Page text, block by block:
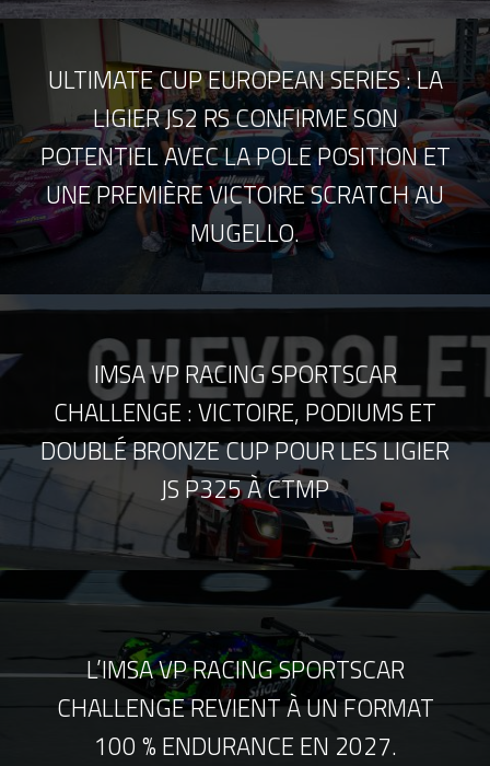
ULTIMATE CUP EUROPEAN SERIES : LA
LIGIER JS2 RS CONFIRME SON
POTENTIEL AVEC LA POLE POSITION ET
UNE PREMIÈRE VICTOIRE SCRATCH AU
MUGELLO.
IMSA VP RACING SPORTSCAR
CHALLENGE : VICTOIRE, PODIUMS ET
DOUBLÉ BRONZE CUP POUR LES LIGIER
JS P325 À CTMP
L’IMSA VP RACING SPORTSCAR
CHALLENGE REVIENT À UN FORMAT
100 % ENDURANCE EN 2027.